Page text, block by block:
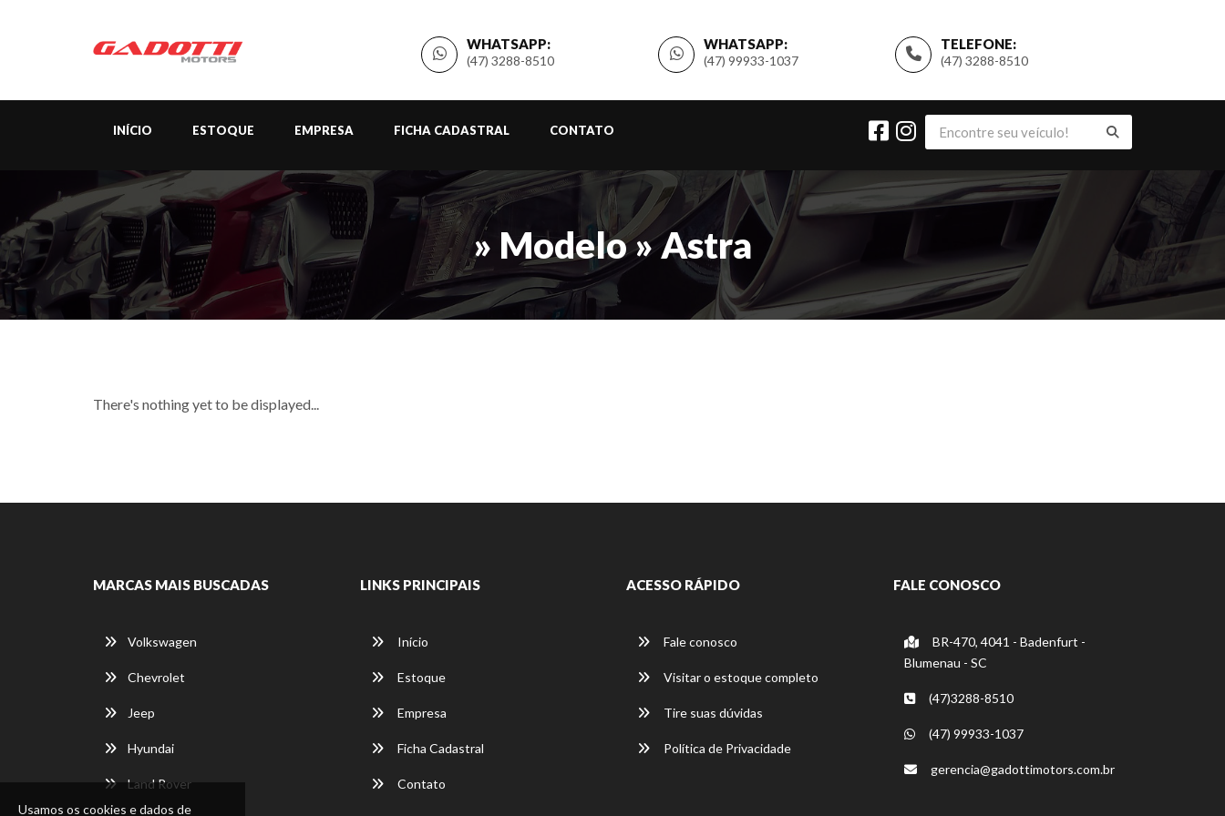
Usamos os cookies e dados de
TELEFONE:
(47) 3288-8510
WHATSAPP:
(47) 99933-1037
WHATSAPP:
(47) 3288-8510
INÍCIO ESTOQUE EMPRESA FICHA CADASTRAL CONTATO
» Modelo » Astra
There's nothing yet to be displayed...
MARCAS MAIS BUSCADAS
Volkswagen
Chevrolet
Jeep
Hyundai
Land Rover
LINKS PRINCIPAIS
Início
Estoque
Empresa
Ficha Cadastral
Contato
ACESSO RÁPIDO
Fale conosco
Visitar o estoque completo
Tire suas dúvidas
Política de Privacidade
FALE CONOSCO
BR-470, 4041 - Badenfurt -
Blumenau - SC
(47)3288-8510
(47) 99933-1037
gerencia@gadottimotors.com.br